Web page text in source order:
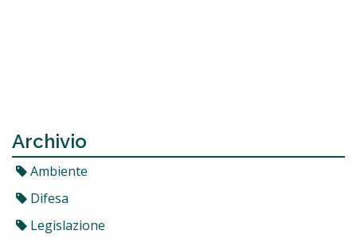
Archivio
Ambiente
Difesa
Legislazione